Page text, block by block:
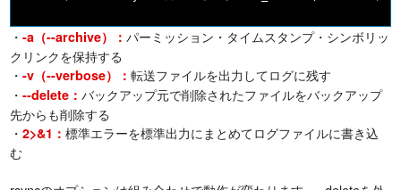
・-a（--archive）：パーミッション・タイムスタンプ・シンボリッ
クリンクを保持する
・-v（--verbose）：転送ファイルを出力してログに残す
・--delete：バックアップ元で削除されたファイルをバックアップ
先からも削除する
・2>&1：標準エラーを標準出力にまとめてログファイルに書き込
む